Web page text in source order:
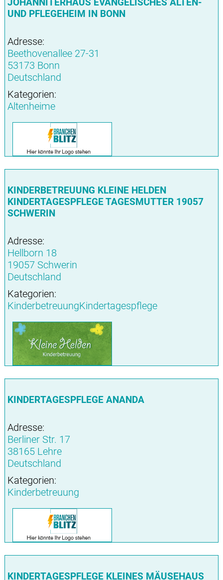
UND PFLEGEHEIM IN BONN
Adresse:
Beethovenallee 27-31
53173 Bonn
Deutschland
Kategorien:
Altenheime
KINDERBETREUUNG KLEINE HELDEN
KINDERTAGESPFLEGE TAGESMUTTER 19057
SCHWERIN
Adresse:
Hellborn 18
19057 Schwerin
Deutschland
Kategorien:
KinderbetreuungKindertagespflege
KINDERTAGESPFLEGE ANANDA
Adresse:
Berliner Str. 17
38165 Lehre
Deutschland
Kategorien:
Kinderbetreuung
KINDERTAGESPFLEGE KLEINES MÄUSEHAUS